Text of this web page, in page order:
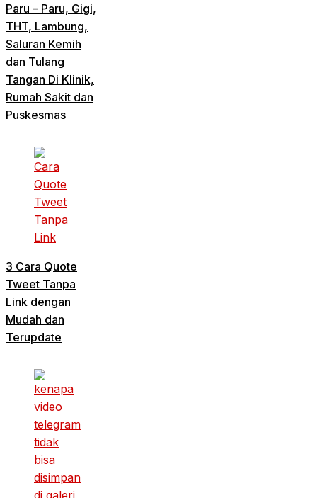
Paru – Paru, Gigi,
THT, Lambung,
Saluran Kemih
dan Tulang
Tangan Di Klinik,
Rumah Sakit dan
Puskesmas
3 Cara Quote
Tweet Tanpa
Link dengan
Mudah dan
Terupdate